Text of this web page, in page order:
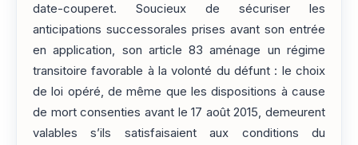
date-couperet. Soucieux de sécuriser les
anticipations successorales prises avant son entrée
en application, son article 83 aménage un régime
transitoire favorable à la volonté du défunt : le choix
de loi opéré, de même que les dispositions à cause
de mort consenties avant le 17 août 2015, demeurent
valables s’ils satisfaisaient aux conditions du